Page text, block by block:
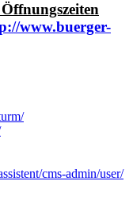
www.buerger-
cms-admin/user/